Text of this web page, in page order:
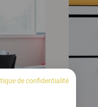
de confidentialité